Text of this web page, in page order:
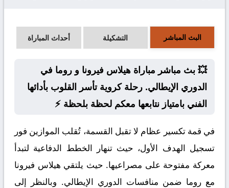
البث المباشر التشكيلة أحداث المباراة
💥 بث مباشر مباراة هيلاس فيرونا و روما في
الدوري الإيطالي. رحلة كروية تأسر القلوب بأدائها
الفني بامتياز نتابعها معكم لحظة بلحظة ⚡
في قمة تكسير عظام لا تقبل القسمة، تُقلب الموازين فور
تسجيل الهدف الأول، حيث تنهار الخطط الدفاعية لتبدأ
معركة مفتوحة على مصراعيها. حيث يلتقي هيلاس فيرونا
مع روما ضمن منافسات الدوري الإيطالي. وبالنظر إلى